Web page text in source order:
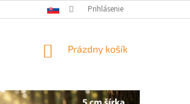
Prihlásenie
NÁKUPNÝ
Prázdny košík